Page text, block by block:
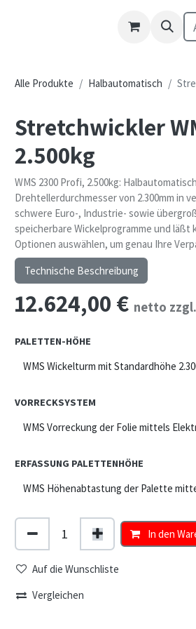
Alle Produkte Halbautomatisch
Stretchwickler
2.500kg
WMS 2300 Profi, 2.500kg:
Drehtellerdurchmesser von 2.300mm in
schwere Euro-, Industrie- sowie
speicherbare Wickelprogramme und
Optionen auswählen, um genau Ihre
Technische Beschreibung
12.624,00 € netto
PALETTEN-HÖHE
VORRECKSYSTEM
ERFASSUNG PALETTENHÖHE
In den
Auf die Wunschliste
Vergleichen